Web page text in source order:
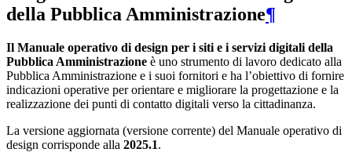
della Pubblica Amministrazione¶
Il Manuale operativo di design per i siti e i servizi digitali della
Pubblica Amministrazione è uno strumento di lavoro dedicato alla
Pubblica Amministrazione e i suoi fornitori e ha l’obiettivo di fornire
indicazioni operative per orientare e migliorare la progettazione e la
realizzazione dei punti di contatto digitali verso la cittadinanza.
La versione aggiornata (versione corrente) del Manuale operativo di
design corrisponde alla 2025.1.